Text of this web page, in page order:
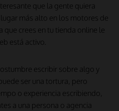
que la gente quiera
más alto en los motores de
que crees en tu tienda online le
está activo.
escribir sobre algo y
ser una tortura, pero
o experiencia escribiendo,
a una persona o agencia